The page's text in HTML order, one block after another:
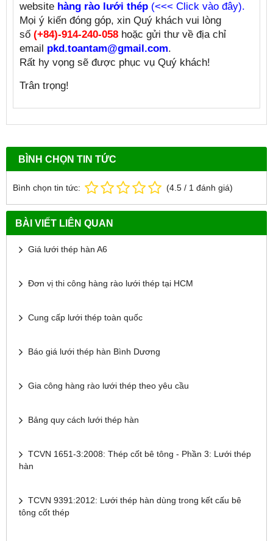
website hàng rào lưới thép (<<< Click vào đây).
Mọi ý kiến đóng góp, xin Quý khách vui lòng
số (+84)-914-240-058 hoặc gửi thư về địa chỉ
email pkd.toantam@gmail.com.
Rất hy vọng sẽ được phục vụ Quý khách!
Trân trọng!
BÌNH CHỌN TIN TỨC
Bình chọn tin tức: (4.5 / 1 đánh giá)
BÀI VIẾT LIÊN QUAN
Giá lưới thép hàn A6
Đơn vị thi công hàng rào lưới thép tại HCM
Cung cấp lưới thép toàn quốc
Báo giá lưới thép hàn Bình Dương
Gia công hàng rào lưới thép theo yêu cầu
Bảng quy cách lưới thép hàn
TCVN 1651-3:2008: Thép cốt bê tông - Phần 3: Lưới thép
hàn
TCVN 9391:2012: Lưới thép hàn dùng trong kết cấu bê
tông cốt thép